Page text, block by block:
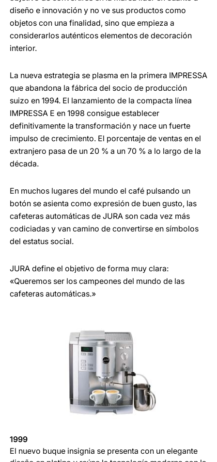
diseño e innovación y no ve sus productos como
objetos con una finalidad, sino que empieza a
considerarlos auténticos elementos de decoración
interior.
La nueva estrategia se plasma en la primera IMPRESSA
que abandona la fábrica del socio de producción
suizo en 1994. El lanzamiento de la compacta línea
IMPRESSA E en 1998 consigue establecer
definitivamente la transformación y nace un fuerte
impulso de crecimiento. El porcentaje de ventas en el
extranjero pasa de un 20 % a un 70 % a lo largo de la
década.
En muchos lugares del mundo el café pulsando un
botón se asienta como expresión de buen gusto, las
cafeteras automáticas de JURA son cada vez más
codiciadas y van camino de convertirse en símbolos
del estatus social.
JURA define el objetivo de forma muy clara:
«Queremos ser los campeones del mundo de las
cafeteras automáticas.»
1999
El nuevo buque insignia se presenta con un elegante